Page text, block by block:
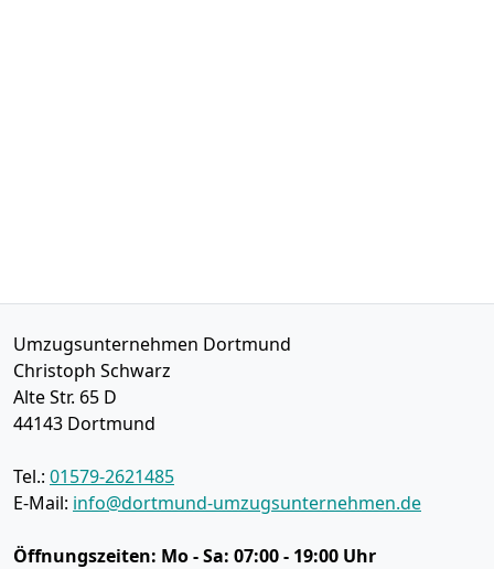
Umzugsunternehmen Dortmund
Christoph Schwarz
Alte Str. 65 D
44143 Dortmund
Tel.: 01579-2621485
E-Mail: info@dortmund-umzugsunternehmen.de
Öffnungszeiten: Mo - Sa: 07:00 - 19:00 Uhr